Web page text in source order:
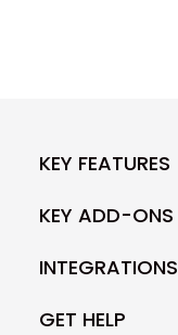
KEY FEATURES
KEY ADD-ONS
INTEGRATIONS
GET HELP